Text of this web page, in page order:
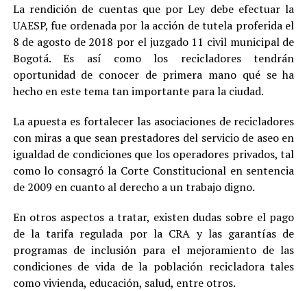
La rendición de cuentas que por Ley debe efectuar la
UAESP, fue ordenada por la acción de tutela proferida el
8 de agosto de 2018 por el juzgado 11 civil municipal de
Bogotá. Es así como los recicladores tendrán
oportunidad de conocer de primera mano qué se ha
hecho en este tema tan importante para la ciudad.
La apuesta es fortalecer las asociaciones de recicladores
con miras a que sean prestadores del servicio de aseo en
igualdad de condiciones que los operadores privados, tal
como lo consagró la Corte Constitucional en sentencia
de 2009 en cuanto al derecho a un trabajo digno.
En otros aspectos a tratar, existen dudas sobre el pago
de la tarifa regulada por la CRA y las garantías de
programas de inclusión para el mejoramiento de las
condiciones de vida de la población recicladora tales
como vivienda, educación, salud, entre otros.